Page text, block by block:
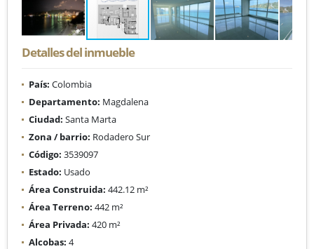
Detalles del inmueble
País: Colombia
Departamento: Magdalena
Ciudad: Santa Marta
Zona / barrio: Rodadero Sur
Código: 3539097
Estado: Usado
Área Construida: 442.12 m²
Área Terreno: 442 m²
Área Privada: 420 m²
Alcobas: 4